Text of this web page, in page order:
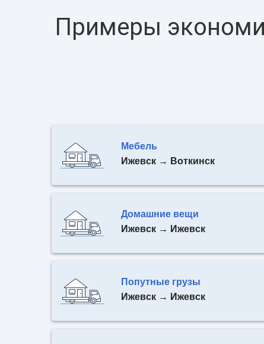
Примеры
Мебель
Ижевск → Воткинск
Домашние вещи
Ижевск → Ижевск
Попутные грузы
Ижевск → Ижевск